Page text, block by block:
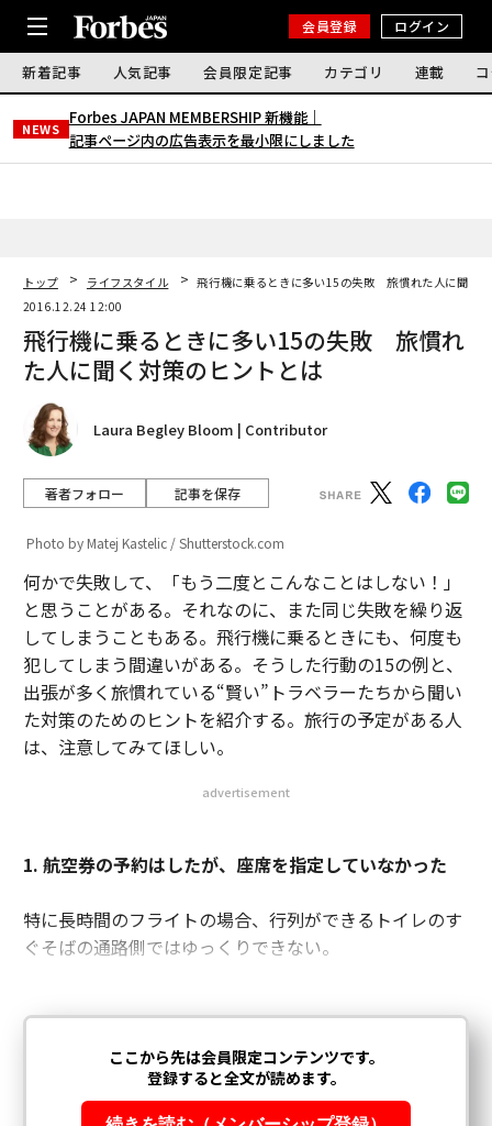
会員登録 ログイン
新着記事 人気記事 会員限定記事 カテゴリ 連載
NEWS
Forbes JAPAN MEMBERSHIP 新機能｜
記事ページ内の広告表示を最小限にしました
トップ ライフスタイル
飛行機に乗るときに多い15の失敗 旅慣れた人に聞く
2016.12.24 12:00
飛行機に乗るときに多い15の失敗 旅慣れ
た人に聞く対策のヒントとは
Laura Begley Bloom | Contributor
著者フォロー 記事を保存
Photo by Matej Kastelic / Shutterstock.com
何かで失敗して、「もう二度とこんなことはしない！」
と思うことがある。それなのに、また同じ失敗を繰り返
してしまうこともある。飛行機に乗るときにも、何度も
犯してしまう間違いがある。そうした行動の15の例と、
出張が多く旅慣れている“賢い”トラベラーたちから聞い
た対策のためのヒントを紹介する。旅行の予定がある人
は、注意してみてほしい。
advertisement
1. 航空券の予約はしたが、座席を指定していなかった
特に長時間のフライトの場合、行列ができるトイレのす
ぐそばの通路側ではゆっくりできない。